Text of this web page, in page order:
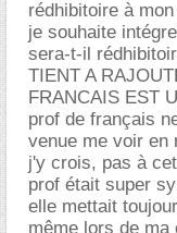
rédhibitoire à
je souhaite
sera-t-il
TIENT A
FRANCAIS EST
prof de français
venue me voir en
j'y crois, pas à
prof était super
elle mettait
même lors de ma